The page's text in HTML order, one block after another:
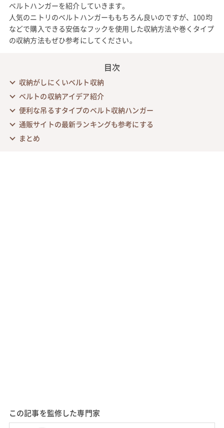
ベルトハンガーを紹介していきます。
人気のニトリのベルトハンガーももちろん良いのですが、100均
などで購入できる安価なフックを使用した収納方法や巻くタイプ
の収納方法もぜひ参考にしてください。
目次
収納がしにくいベルト収納
ベルトの収納アイデア紹介
便利な吊るすタイプのベルト収納ハンガー
通販サイトの最新ランキングも参考にする
まとめ
この記事を監修した専門家